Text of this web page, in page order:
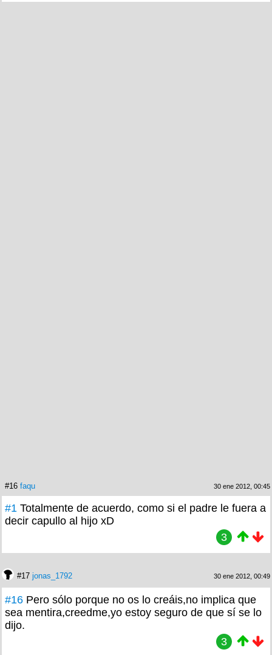
#16 faqu 30 ene 2012, 00:45
#1 Totalmente de acuerdo, como si el padre le fuera a
decir capullo al hijo xD
3
#17 jonas_1792 30 ene 2012, 00:49
#16 Pero sólo porque no os lo creáis,no implica que
sea mentira,creedme,yo estoy seguro de que sí se lo
dijo.
3